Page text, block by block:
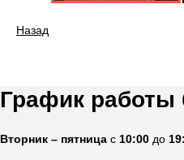
Назад
График работы
Вторник – пятница с 10:00 до